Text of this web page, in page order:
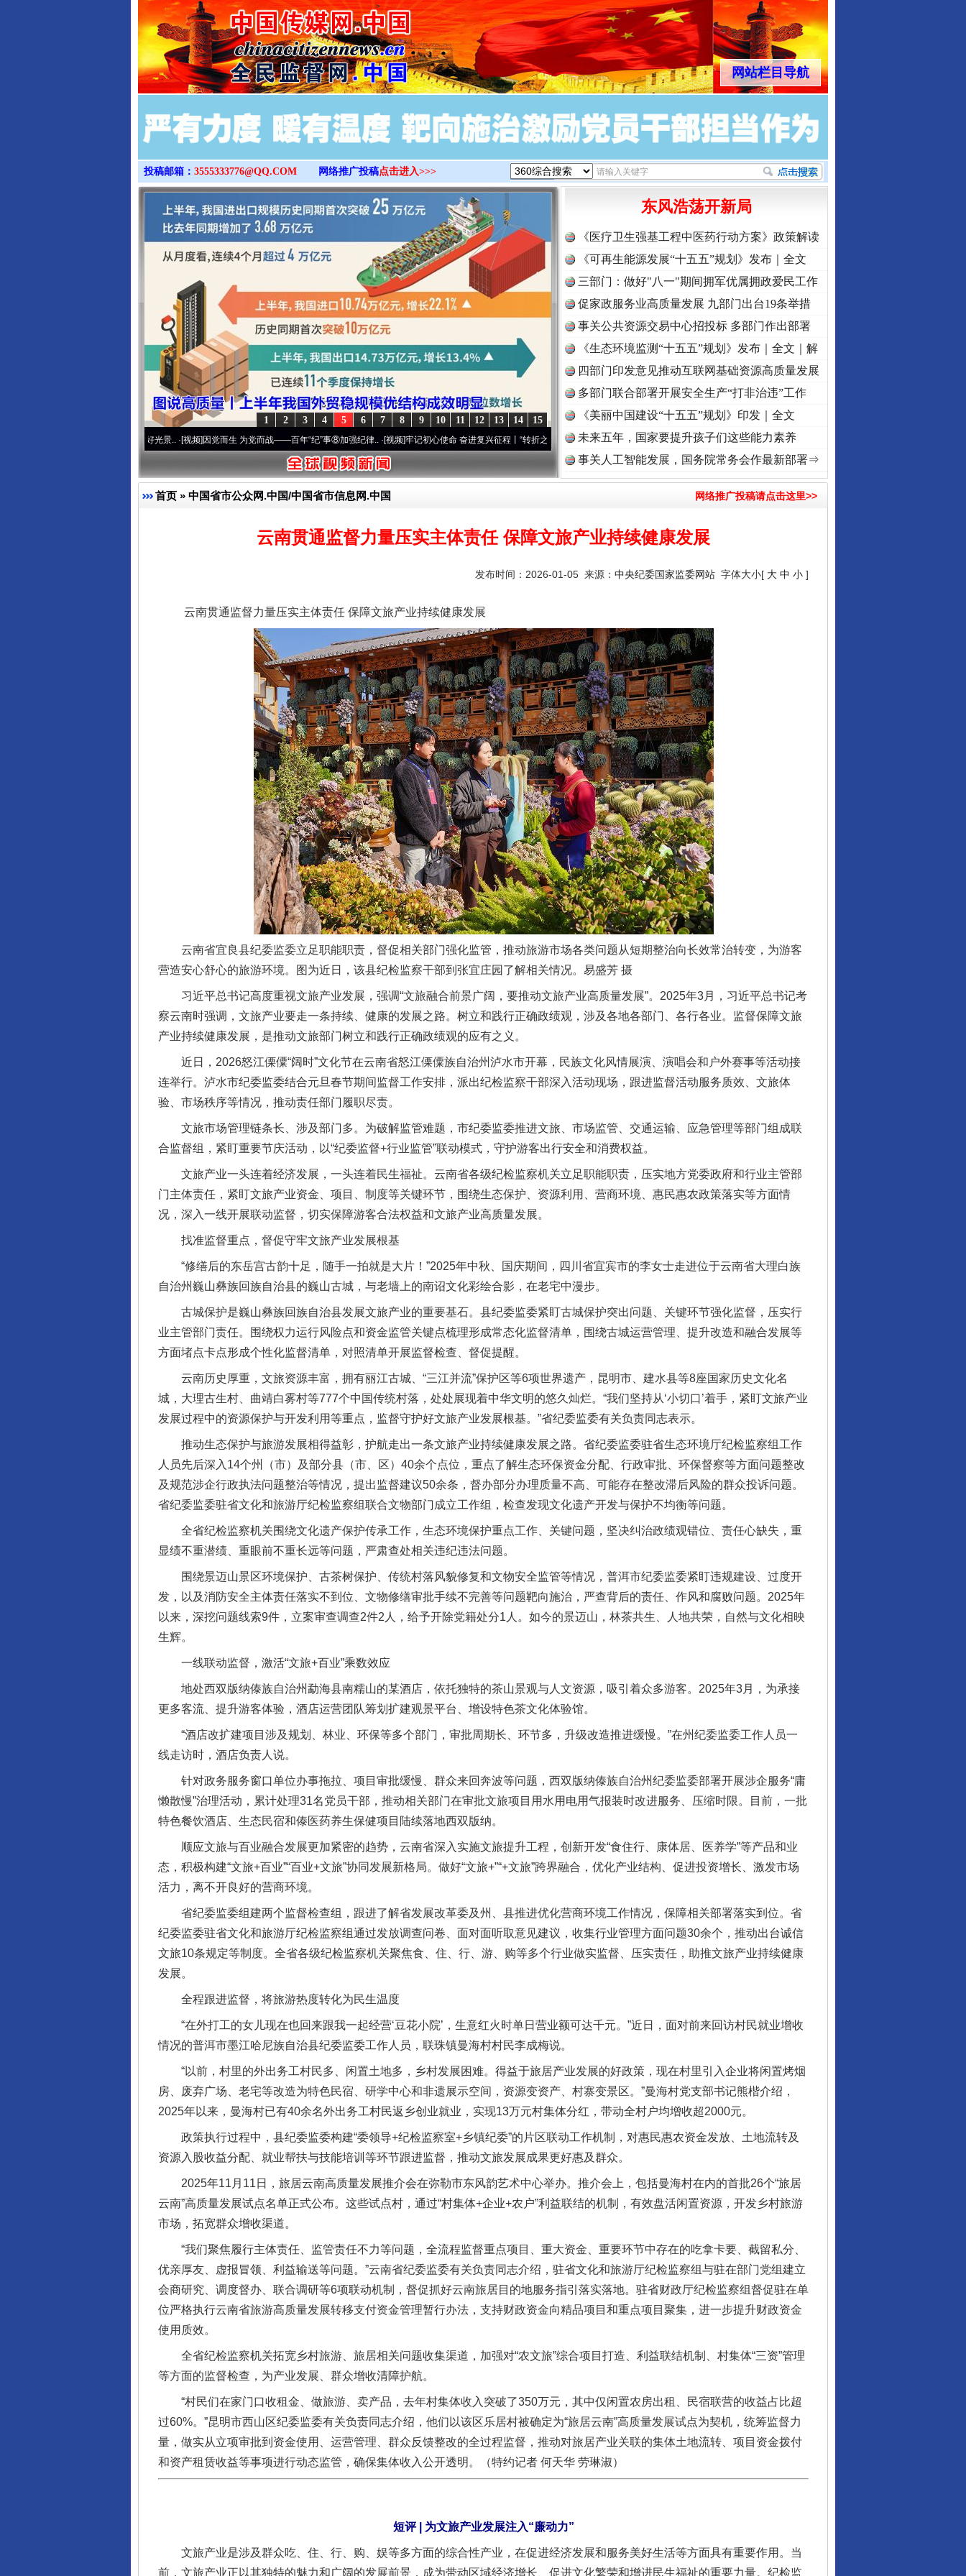
>
网站栏目导航
投稿邮箱： 3555333776@QQ.COM 网络推广投稿点击进入>>>
15
14
13
12
11
10
9
8
7
6
5
4
3
2
1
·[视频]因党而生 为党而战——百年“纪”事⑧加强纪律..·[视频]牢记初心使命 奋进复兴征程丨“转折之城”激荡..·[视频] 牢记初心使命 奋进复兴征程丨红船起航处 潮起..·[视频]一首歌的时间，读懂乐至的“诗与远方”
东风浩荡开新局
《医疗卫生强基工程中医药行动方案》政策解读
《可再生能源发展“十五五”规划》发布｜全文
三部门：做好"八一"期间拥军优属拥政爱民工作
促家政服务业高质量发展 九部门出台19条举措
事关公共资源交易中心招投标 多部门作出部署
《生态环境监测“十五五”规划》发布｜全文｜解
读
四部门印发意见推动互联网基础资源高质量发展
多部门联合部署开展安全生产“打非治违”工作
《美丽中国建设“十五五”规划》印发｜全文
未来五年，国家要提升孩子们这些能力素养
事关人工智能发展，国务院常务会作最新部署⇒
首页 » 中国省市公众网.中国/中国省市信息网.中国 网络推广投稿请点击这里>>
云南贯通监督力量压实主体责任 保障文旅产业持续健康发展
发布时间：2026-01-05 来源： 中央纪委国家监委网站 字体大小[ 大 中 小 ]
云南贯通监督力量压实主体责任 保障文旅产业持续健康发展
云南省宜良县纪委监委立足职能职责，督促相关部门强化监管，推动旅游市场各类问题从短期整治向长效常治转变，为游客
营造安心舒心的旅游环境。图为近日，该县纪检监察干部到张宜庄园了解相关情况。易盛芳 摄
习近平总书记高度重视文旅产业发展，强调“文旅融合前景广阔，要推动文旅产业高质量发展”。2025年3月，习近平总书记考
察云南时强调，文旅产业要走一条持续、健康的发展之路。树立和践行正确政绩观，涉及各地各部门、各行各业。监督保障文旅
产业持续健康发展，是推动文旅部门树立和践行正确政绩观的应有之义。
近日，2026怒江傈僳“阔时”文化节在云南省怒江傈僳族自治州泸水市开幕，民族文化风情展演、演唱会和户外赛事等活动接
连举行。泸水市纪委监委结合元旦春节期间监督工作安排，派出纪检监察干部深入活动现场，跟进监督活动服务质效、文旅体
验、市场秩序等情况，推动责任部门履职尽责。
文旅市场管理链条长、涉及部门多。为破解监管难题，市纪委监委推进文旅、市场监管、交通运输、应急管理等部门组成联
合监督组，紧盯重要节庆活动，以“纪委监督+行业监管”联动模式，守护游客出行安全和消费权益。
文旅产业一头连着经济发展，一头连着民生福祉。云南省各级纪检监察机关立足职能职责，压实地方党委政府和行业主管部
门主体责任，紧盯文旅产业资金、项目、制度等关键环节，围绕生态保护、资源利用、营商环境、惠民惠农政策落实等方面情
况，深入一线开展联动监督，切实保障游客合法权益和文旅产业高质量发展。
找准监督重点，督促守牢文旅产业发展根基
“修缮后的东岳宫古韵十足，随手一拍就是大片！”2025年中秋、国庆期间，四川省宜宾市的李女士走进位于云南省大理白族
自治州巍山彝族回族自治县的巍山古城，与老墙上的南诏文化彩绘合影，在老宅中漫步。
古城保护是巍山彝族回族自治县发展文旅产业的重要基石。县纪委监委紧盯古城保护突出问题、关键环节强化监督，压实行
业主管部门责任。围绕权力运行风险点和资金监管关键点梳理形成常态化监督清单，围绕古城运营管理、提升改造和融合发展等
方面堵点卡点形成个性化监督清单，对照清单开展监督检查、督促提醒。
云南历史厚重，文旅资源丰富，拥有丽江古城、“三江并流”保护区等6项世界遗产，昆明市、建水县等8座国家历史文化名
城，大理古生村、曲靖白雾村等777个中国传统村落，处处展现着中华文明的悠久灿烂。“我们坚持从‘小切口’着手，紧盯文旅产业
发展过程中的资源保护与开发利用等重点，监督守护好文旅产业发展根基。”省纪委监委有关负责同志表示。
推动生态保护与旅游发展相得益彰，护航走出一条文旅产业持续健康发展之路。省纪委监委驻省生态环境厅纪检监察组工作
人员先后深入14个州（市）及部分县（市、区）40余个点位，重点了解生态环保资金分配、行政审批、环保督察等方面问题整改
及规范涉企行政执法问题整治等情况，提出监督建议50余条，督办部分办理质量不高、可能存在整改滞后风险的群众投诉问题。
省纪委监委驻省文化和旅游厅纪检监察组联合文物部门成立工作组，检查发现文化遗产开发与保护不均衡等问题。
全省纪检监察机关围绕文化遗产保护传承工作，生态环境保护重点工作、关键问题，坚决纠治政绩观错位、责任心缺失，重
显绩不重潜绩、重眼前不重长远等问题，严肃查处相关违纪违法问题。
围绕景迈山景区环境保护、古茶树保护、传统村落风貌修复和文物安全监管等情况，普洱市纪委监委紧盯违规建设、过度开
发，以及消防安全主体责任落实不到位、文物修缮审批手续不完善等问题靶向施治，严查背后的责任、作风和腐败问题。2025年
以来，深挖问题线索9件，立案审查调查2件2人，给予开除党籍处分1人。如今的景迈山，林茶共生、人地共荣，自然与文化相映
生辉。
一线联动监督，激活“文旅+百业”乘数效应
地处西双版纳傣族自治州勐海县南糯山的某酒店，依托独特的茶山景观与人文资源，吸引着众多游客。2025年3月，为承接
更多客流、提升游客体验，酒店运营团队筹划扩建观景平台、增设特色茶文化体验馆。
“酒店改扩建项目涉及规划、林业、环保等多个部门，审批周期长、环节多，升级改造推进缓慢。”在州纪委监委工作人员一
线走访时，酒店负责人说。
针对政务服务窗口单位办事拖拉、项目审批缓慢、群众来回奔波等问题，西双版纳傣族自治州纪委监委部署开展涉企服务“庸
懒散慢”治理活动，累计处理31名党员干部，推动相关部门在审批文旅项目用水用电用气报装时改进服务、压缩时限。目前，一批
特色餐饮酒店、生态民宿和傣医药养生保健项目陆续落地西双版纳。
顺应文旅与百业融合发展更加紧密的趋势，云南省深入实施文旅提升工程，创新开发“食住行、康体居、医养学”等产品和业
态，积极构建“文旅+百业”“百业+文旅”协同发展新格局。做好“文旅+”“+文旅”跨界融合，优化产业结构、促进投资增长、激发市场
活力，离不开良好的营商环境。
省纪委监委组建两个监督检查组，跟进了解省发展改革委及州、县推进优化营商环境工作情况，保障相关部署落实到位。省
纪委监委驻省文化和旅游厅纪检监察组通过发放调查问卷、面对面听取意见建议，收集行业管理方面问题30余个，推动出台诚信
文旅10条规定等制度。全省各级纪检监察机关聚焦食、住、行、游、购等多个行业做实监督、压实责任，助推文旅产业持续健康
发展。
全程跟进监督，将旅游热度转化为民生温度
“在外打工的女儿现在也回来跟我一起经营‘豆花小院’，生意红火时单日营业额可达千元。”近日，面对前来回访村民就业增收
情况的普洱市墨江哈尼族自治县纪委监委工作人员，联珠镇曼海村村民李成梅说。
“以前，村里的外出务工村民多、闲置土地多，乡村发展困难。得益于旅居产业发展的好政策，现在村里引入企业将闲置烤烟
房、废弃广场、老宅等改造为特色民宿、研学中心和非遗展示空间，资源变资产、村寨变景区。”曼海村党支部书记熊楷介绍，
2025年以来，曼海村已有40余名外出务工村民返乡创业就业，实现13万元村集体分红，带动全村户均增收超2000元。
政策执行过程中，县纪委监委构建“委领导+纪检监察室+乡镇纪委”的片区联动工作机制，对惠民惠农资金发放、土地流转及
资源入股收益分配、就业帮扶与技能培训等环节跟进监督，推动文旅发展成果更好惠及群众。
2025年11月11日，旅居云南高质量发展推介会在弥勒市东风韵艺术中心举办。推介会上，包括曼海村在内的首批26个“旅居
云南”高质量发展试点名单正式公布。这些试点村，通过“村集体+企业+农户”利益联结的机制，有效盘活闲置资源，开发乡村旅游
市场，拓宽群众增收渠道。
“我们聚焦履行主体责任、监管责任不力等问题，全流程监督重点项目、重大资金、重要环节中存在的吃拿卡要、截留私分、
优亲厚友、虚报冒领、利益输送等问题。”云南省纪委监委有关负责同志介绍，驻省文化和旅游厅纪检监察组与驻在部门党组建立
会商研究、调度督办、联合调研等6项联动机制，督促抓好云南旅居目的地服务指引落实落地。驻省财政厅纪检监察组督促驻在单
位严格执行云南省旅游高质量发展转移支付资金管理暂行办法，支持财政资金向精品项目和重点项目聚集，进一步提升财政资金
使用质效。
全省纪检监察机关拓宽乡村旅游、旅居相关问题收集渠道，加强对“农文旅”综合项目打造、利益联结机制、村集体“三资”管理
等方面的监督检查，为产业发展、群众增收清障护航。
“村民们在家门口收租金、做旅游、卖产品，去年村集体收入突破了350万元，其中仅闲置农房出租、民宿联营的收益占比超
过60%。”昆明市西山区纪委监委有关负责同志介绍，他们以该区乐居村被确定为“旅居云南”高质量发展试点为契机，统筹监督力
量，做实从立项审批到资金使用、运营管理、群众反馈整改的全过程监督，推动对旅居产业关联的集体土地流转、项目资金拨付
和资产租赁收益等事项进行动态监管，确保集体收入公开透明。（特约记者 何天华 劳琳淑）
短评 | 为文旅产业发展注入“廉动力”
文旅产业是涉及群众吃、住、行、购、娱等多方面的综合性产业，在促进经济发展和服务美好生活等方面具有重要作用。当
前，文旅产业正以其独特的魅力和广阔的发展前景，成为带动区域经济增长、促进文化繁荣和增进民生福祉的重要力量。纪检监
完善运行机制助力责任有效落实 一纸欠条伤亲情 巡回调解促和解.. 行业协会接连发公告
东山县通报“牛蛙产品抗生素超标问题” 法徽映军营 权益有保障 让核能赋能千行百业
千年窑火 生生不息 一批国家标准开始实施